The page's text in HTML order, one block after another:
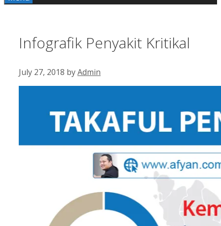
Infografik Penyakit Kritikal
July 27, 2018 byAdmin